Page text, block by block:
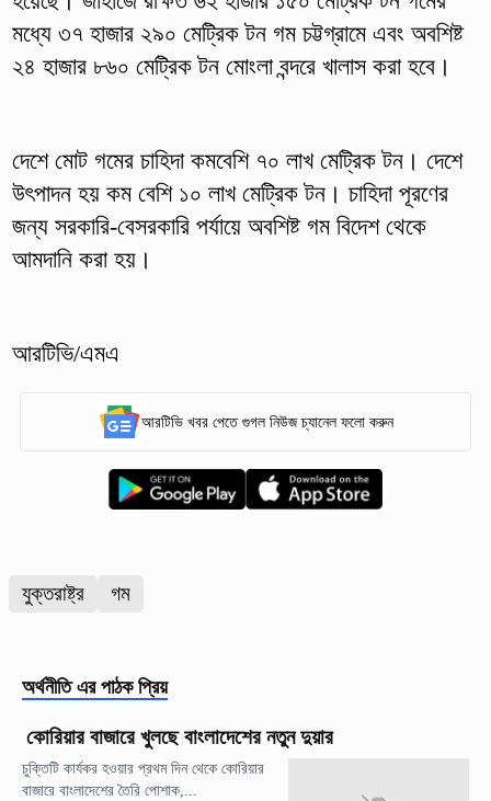
মধ্যে ৩৭ হাজার ২৯০ মেট্রিক টন গম চট্টগ্রামে এবং অবশিষ্ট
২৪ হাজার ৮৬০ মেট্রিক টন মোংলা বন্দরে খালাস করা হবে।
দেশে মোট গমের চাহিদা কমবেশি ৭০ লাখ মেট্রিক টন। দেশে
উৎপাদন হয় কম বেশি ১০ লাখ মেট্রিক টন। চাহিদা পূরণের
জন্য সরকারি-বেসরকারি পর্যায়ে অবশিষ্ট গম বিদেশ থেকে
আমদানি করা হয়।
আরটিভি/এমএ
আরটিভি খবর পেতে গুগল নিউজ চ্যানেল ফলো করুন
যুক্তরাষ্ট্র গম
অর্থনীতি এর পাঠক প্রিয়
কোরিয়ার বাজারে খুলছে বাংলাদেশের নতুন দুয়ার
চুক্তিটি কার্যকর হওয়ার প্রথম দিন থেকে কোরিয়ার
বাজারে বাংলাদেশের তৈরি পোশাক,...